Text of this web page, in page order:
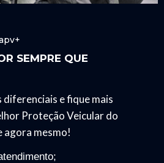
SEMPRE QUE
diferenciais e fique mais
Proteção Veicular do
mesmo!